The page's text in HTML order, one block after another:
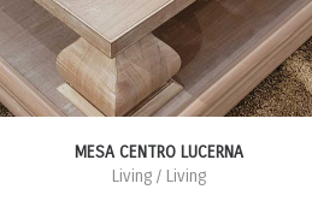
MESA CENTRO LUCERNA
Living / Living